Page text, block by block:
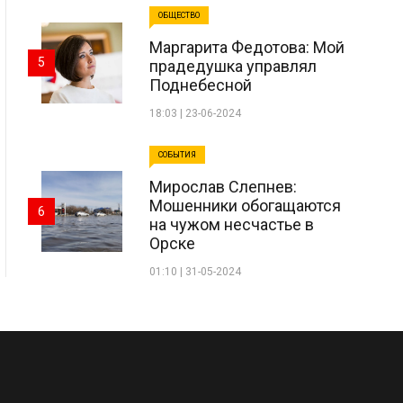
ОБЩЕСТВО
Маргарита Федотова: Мой
прадедушка управлял
Поднебесной
18:03 | 23-06-2024
5
СОБЫТИЯ
Мирослав Слепнев:
Мошенники обогащаются
на чужом несчастье в
Орске
01:10 | 31-05-2024
6